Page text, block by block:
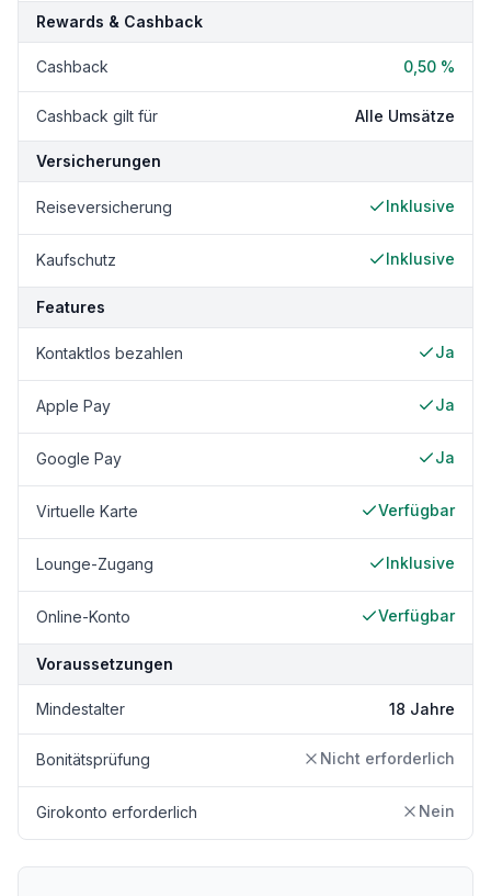
Rewards & Cashback
Cashback 0,50 %
Cashback gilt für Alle Umsätze
Versicherungen
Reiseversicherung Inklusive
Kaufschutz Inklusive
Features
Kontaktlos bezahlen Ja
Apple Pay Ja
Google Pay Ja
Virtuelle Karte Verfügbar
Lounge-Zugang Inklusive
Online-Konto Verfügbar
Voraussetzungen
Mindestalter 18 Jahre
Bonitätsprüfung Nicht erforderlich
Girokonto erforderlich Nein